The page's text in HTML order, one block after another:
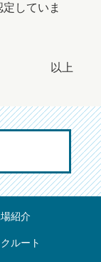
していま
以上
紹介
クルート